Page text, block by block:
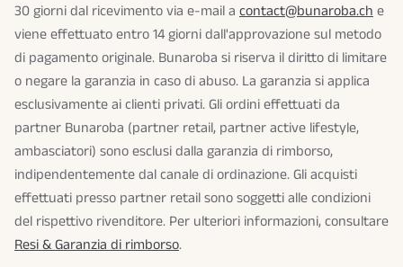
30 giorni dal ricevimento via e-mail a contact@bunaroba.che
viene effettuato entro 14 giorni dall'approvazione sul metodo
di pagamento originale. Bunaroba si riserva il diritto di limitare
o negare la garanzia in caso di abuso. La garanzia si applica
esclusivamente ai clienti privati. Gli ordini effettuati da
partner Bunaroba (partner retail, partner active lifestyle,
ambasciatori) sono esclusi dalla garanzia di rimborso,
indipendentemente dal canale di ordinazione. Gli acquisti
effettuati presso partner retail sono soggetti alle condizioni
del rispettivo rivenditore. Per ulteriori informazioni, consultare
Resi & Garanzia di rimborso.